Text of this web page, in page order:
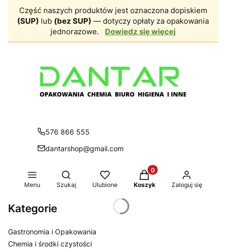
Część naszych produktów jest oznaczona dopiskiem
(SUP) lub (bez SUP) — dotyczy opłaty za opakowania
jednorazowe.
Dowiedz się więcej
576 866 555
dantarshop@gmail.com
Menu
Otwórz wyszukiwarkę
Szukaj Ulubione
Produkty w koszyku:
Koszyk Zaloguj się
Kategorie
Gastronomia i Opakowania
Chemia i środki czystości